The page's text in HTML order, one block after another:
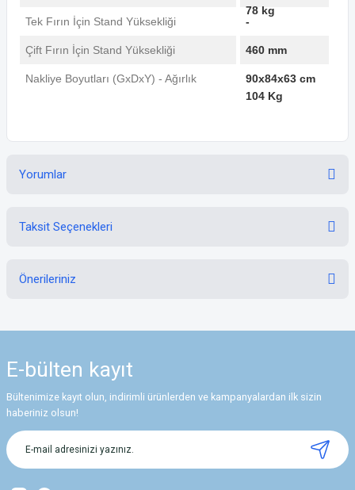
Tek Fırın İçin Stand Yüksekliği
Çift Fırın İçin Stand Yüksekliği
Nakliye Boyutları (GxDxY) - Ağırlık
78 kg
-
460 mm
90x84x63 cm
104 Kg
Yorumlar
Taksit Seçenekleri
Önerileriniz
Görüş ve önerileriniz için teşekkür ederiz.
Ürün resmi kalitesiz, bozuk veya görüntülenemiyor.
Ürün açıklamasında eksik bilgiler bulunuyor.
Ürün bilgilerinde hatalar bulunuyor.
E-bülten kayıt
Bültenimize kayıt olun, indirimli ürünlerden ve kampanyalardan ilk sizin
haberiniz olsun!